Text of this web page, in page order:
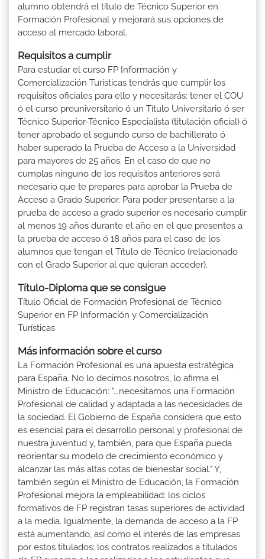
alumno obtendrá el título de Técnico Superior en
Formación Profesional y mejorará sus opciones de
acceso al mercado laboral.
Requisitos a cumplir
Para estudiar el curso FP Información y
Comercialización Turísticas tendrás que cumplir los
requisitos oficiales para ello y necesitarás: tener el COU
ó el curso preuniversitario ó un Título Universitario ó ser
Técnico Superior-Técnico Especialista (titulación oficial) ó
tener aprobado el segundo curso de bachillerato ó
haber superado la Prueba de Acceso a la Universidad
para mayores de 25 años. En el caso de que no
cumplas ninguno de los requisitos anteriores será
necesario que te prepares para aprobar la Prueba de
Acceso a Grado Superior. Para poder presentarse a la
prueba de acceso a grado superior es necesario cumplir
al menos 19 años durante el año en el que presentes a
la prueba de acceso ó 18 años para el caso de los
alumnos que tengan el Título de Técnico (relacionado
con el Grado Superior al que quieran acceder).
Título-Diploma que se consigue
Título Oficial de Formación Profesional de Técnico
Superior en FP Información y Comercialización
Turísticas
Más información sobre el curso
La Formación Profesional es una apuesta estratégica
para España. No lo decimos nosotros, lo afirma el
Ministro de Educación: "...necesitamos una Formación
Profesional de calidad y adaptada a las necesidades de
la sociedad. El Gobierno de España considera que esto
es esencial para el desarrollo personal y profesional de
nuestra juventud y, también, para que España pueda
reorientar su modelo de crecimiento económico y
alcanzar las más altas cotas de bienestar social." Y,
también según el Ministro de Educación, la Formación
Profesional mejora la empleabilidad: los ciclos
formativos de FP registran tasas superiores de actividad
a la media. Igualmente, la demanda de acceso a la FP
está aumentando, así como el interés de las empresas
por estos titulados: los contratos realizados a titulados